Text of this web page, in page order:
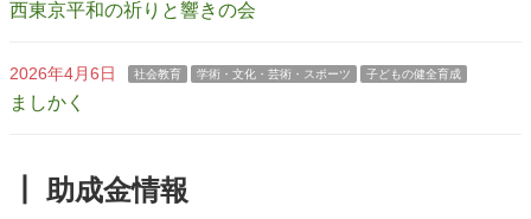
西東京平和の祈りと響きの会
2026年4月6日 社会教育 学術・文化・芸術・スポーツ 子どもの健全育成
ましかく
┃ 助成金情報